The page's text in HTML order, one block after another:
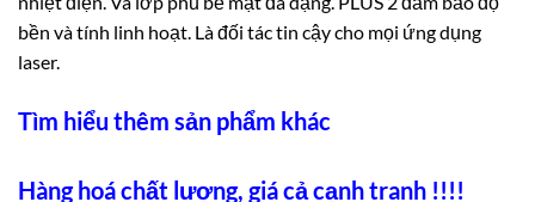
bền và tính linh hoạt. Là đối tác tin cậy cho mọi ứng dụng
laser.
Tìm hiểu thêm sản phẩm khác
Hàng hoá chất lượng, giá cả cạnh tranh !!!!